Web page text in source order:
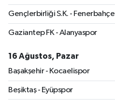
Gençlerbirliği S.K. - Fenerbahçe
Gaziantep FK - Alanyaspor
16 Ağustos, Pazar
Başakşehir - Kocaelispor
Beşiktaş - Eyüpspor